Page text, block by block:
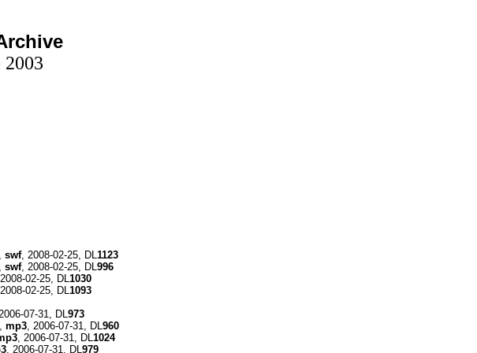
swf, 2008-02-25, DL 1123
swf, 2008-02-25, DL 996
02-25, DL 1030
02-25, DL 1093
2006-07-31, DL 973
mp3, 2006-07-31, DL 960
, 2006-07-31, DL 1024
, 2006-07-31, DL 979